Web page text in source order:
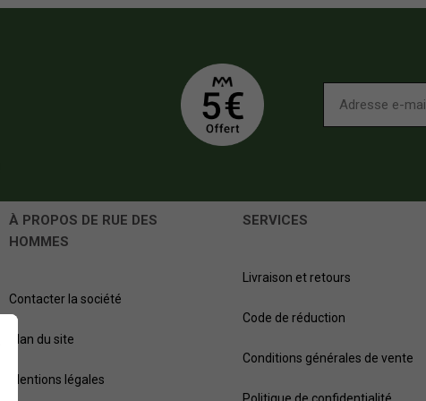
À PROPOS DE RUE DES
HOMMES
Contacter la société
Plan du site
Mentions légales
SERVICES
Livraison et retours
Code de réduction
Conditions générales de vente
Politique de confidentialité